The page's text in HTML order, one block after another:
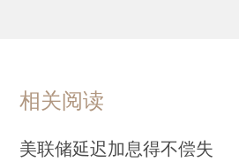
相关阅读
美联储延迟加息得不偿失